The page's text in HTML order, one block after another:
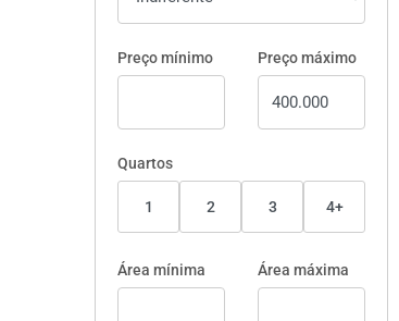
Preço mínimo Preço máximo
Quartos
1 2 3 4+
Área mínima Área máxima